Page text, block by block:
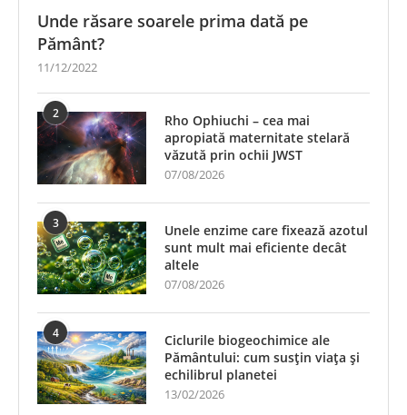
Unde răsare soarele prima dată pe
Pământ?
11/12/2022
2
Rho Ophiuchi – cea mai
apropiată maternitate stelară
văzută prin ochii JWST
07/08/2026
3
Unele enzime care fixează azotul
sunt mult mai eficiente decât
altele
07/08/2026
4
Ciclurile biogeochimice ale
Pământului: cum susțin viața și
echilibrul planetei
13/02/2026